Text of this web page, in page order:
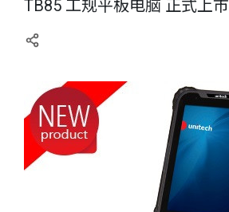
TB85 工规平板电脑 正式上市